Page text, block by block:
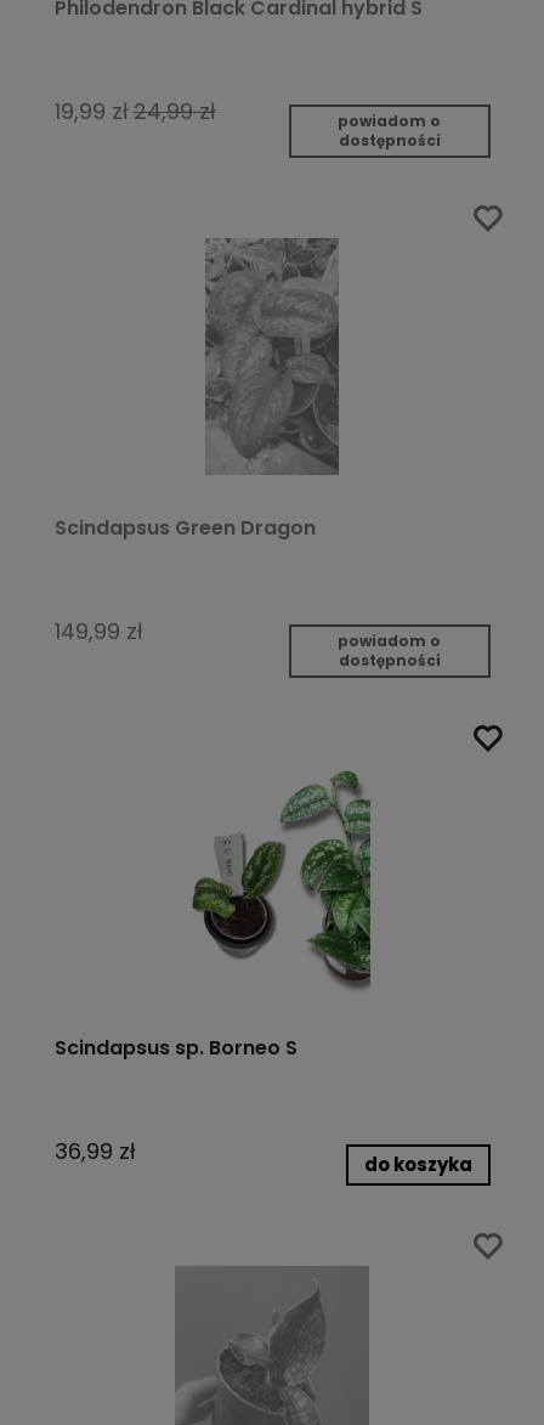
Philodendron Black Cardinal hybrid S
19,99 zł24,99 zł
powiadom o
dostępności
Scindapsus Green Dragon
149,99 zł
powiadom o
dostępności
Scindapsus sp. Borneo S
36,99 zł do koszyka